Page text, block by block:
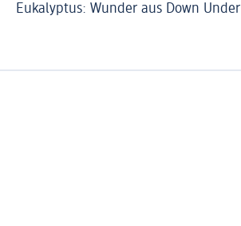
Eukalyptus: Wunder aus Down Under